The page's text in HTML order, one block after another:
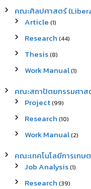
คณะศิลปศาสตร์
Article (1)
Research (44)
Thesis(8)
Work Manual(1)
คณะสถาปัตยกรรมศา
Project(99)
Research (10)
Work Manual(2)
คณะเทคโนโลยีการเก
Job Analysis(1)
Research (39)